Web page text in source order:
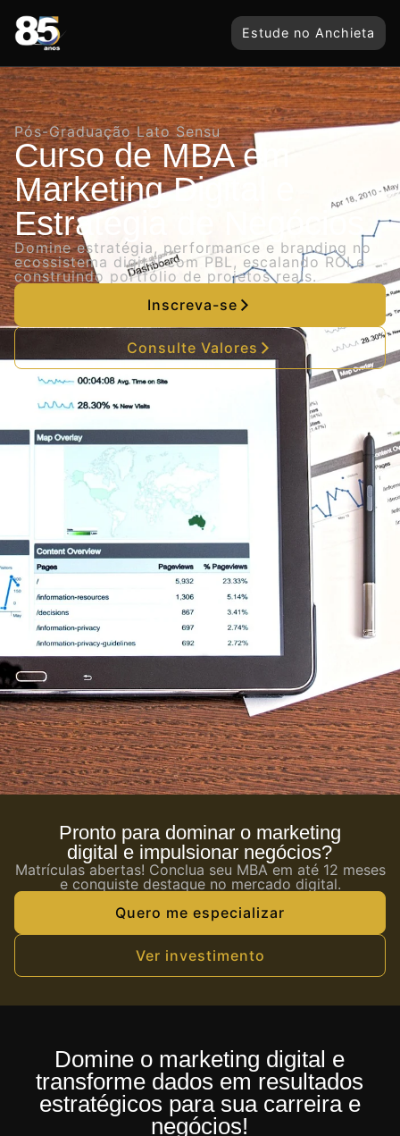
Estude no Anchieta
Pós-Graduação Lato Sensu
Curso de MBA em
Marketing Digital e
Estratégia de Negócios
Domine estratégia, performance e branding no
ecossistema digital com PBL, escalando ROI e
construindo portfólio de projetos reais.
Inscreva-se
Consulte Valores
Pronto para dominar o marketing
digital e impulsionar negócios?
Matrículas abertas! Conclua seu MBA em até 12 meses
e conquiste destaque no mercado digital.
Quero me especializar
Ver investimento
Domine o marketing digital e
transforme dados em resultados
estratégicos para sua carreira e
negócios!